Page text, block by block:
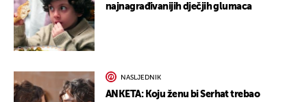
najnagrađivanijih dječjih glumaca
NASLJEDNIK
ANKETA: Koju ženu bi Serhat trebao